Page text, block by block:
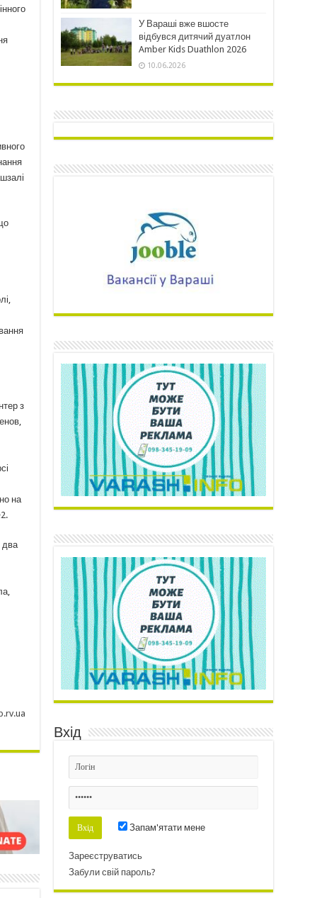
з
на
два
У Вараші вже вшосте
відбувся дитячий дуатлон
Amber Kids Duathlon 2026
10.06.2026
Вхід
Запам'ятати мене
Зареєструватись
Забули свій пароль?